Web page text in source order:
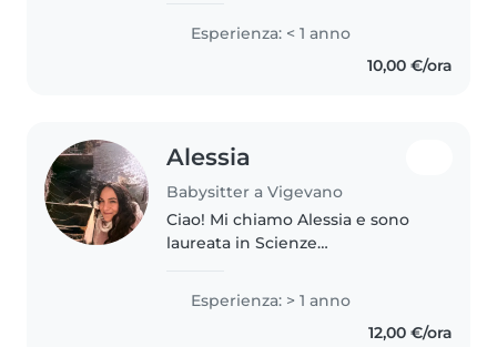
scienze umane. Sono una ragazza
responsabile, solare e paziente, e
mi piace stare a contatto..
Esperienza: < 1 anno
10,00 €/ora
Alessia
Babysitter a Vigevano
Ciao! Mi chiamo Alessia e sono
laureata in Scienze
Formazione. Attualmente lavoro
come educatrice. Negli anni ho
maturato esperienza come
Esperienza: > 1 anno
12,00 €/ora